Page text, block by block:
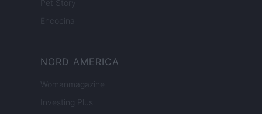
Pet Story
Encocina
NORD AMERICA
Womanmagazine
Investing Plus